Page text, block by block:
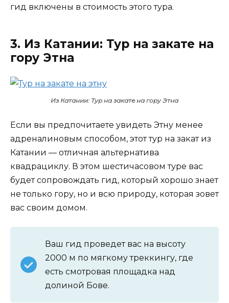
гид включены в стоимость этого тура.
3. Из Катании: Тур на закате на
гору Этна
Из Катании: Тур на закате на гору Этна
Если вы предпочитаете увидеть Этну менее
адреналиновым способом, этот тур на закат из
Катании — отличная альтернатива
квадрациклу. В этом шестичасовом туре вас
будет сопровождать гид, который хорошо знает
не только гору, но и всю природу, которая зовет
вас своим домом.
Ваш гид проведет вас на высоту
2000 м по мягкому треккингу, где
есть смотровая площадка над
долиной Бове.